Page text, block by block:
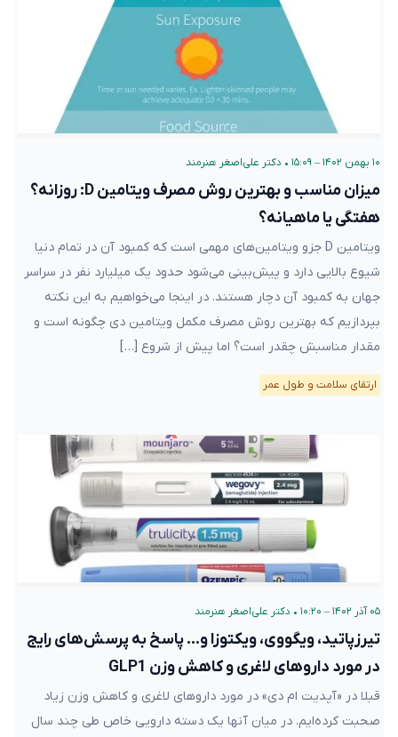
۱۰ بهمن ۱۴۰۲ – ۱۵:۰۹ • دکتر علی‌اصغر هنرمند
میزان مناسب و بهترین روش مصرف ویتامین D: روزانه؟
هفتگی یا ماهیانه؟
ویتامین D جزو ویتامین‌های مهمی است که کمبود آن در تمام دنیا
شیوع بالایی دارد و پیش‌بینی می‌شود حدود یک میلیارد نفر در سراسر
جهان به کمبود آن دچار هستند. در اینجا می‌خواهیم به این نکته
بپردازیم که بهترین روش مصرف مکمل ویتامین دی چگونه است و
مقدار مناسبش چقدر است؟ اما پیش از شروع […]
ارتقای سلامت و طول عمر
۰۵ آذر ۱۴۰۲ – ۱۰:۲۰ • دکتر علی‌اصغر هنرمند
تیرزپاتید، ویگووی، ویکتوزا و… پاسخ به پرسش‌های رایج
در مورد داروهای لاغری و کاهش وزن GLP1
قبلا در «آپدیت ام دی» در مورد داروهای لاغری و کاهش وزن زیاد
صحبت کرده‌ایم. در میان آنها یک دسته دارویی خاص طی چند سال